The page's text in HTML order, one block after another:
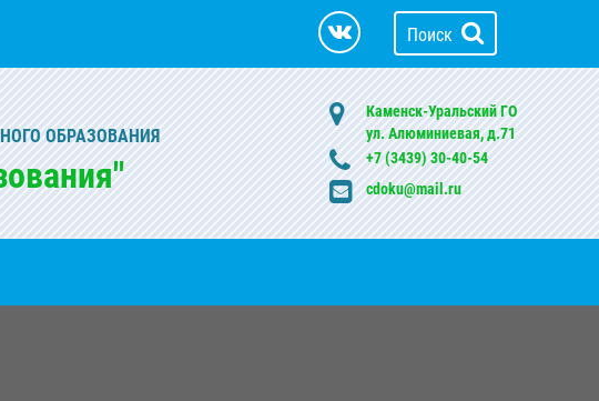
Поиск
ОБРАЗОВАНИЯ
Каменск-Уральский ГО
ул. Алюминиевая, д.71
+7 (3439) 30-40-54
cdoku@mail.ru